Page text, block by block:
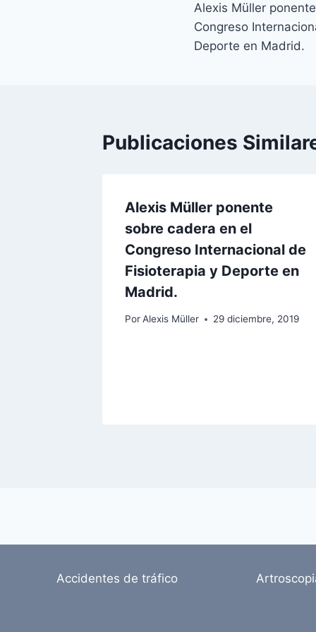
de
entradas
Alexis Müller
Congreso
Deporte en Madrid.
Publicaciones
Alexis Müller ponente
sobre cadera en el
Congreso Internacional de
Fisioterapia y Deporte en
Madrid.
PorAlexis Müller 29 diciembre, 2019
Accidentes de tráfico